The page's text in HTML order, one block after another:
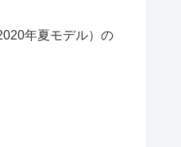
年夏モデル）の